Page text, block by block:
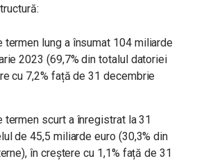
termen lung a însumat 104 miliarde
2023 (69,7% din totalul datoriei
cu 7,2% față de 31 decembrie
termen scurt a înregistrat la 31
de 45,5 miliarde euro (30,3% din
în creștere cu 1,1% față de 31